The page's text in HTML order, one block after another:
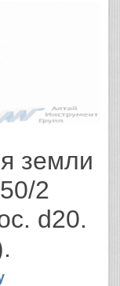
земли
2
d20.